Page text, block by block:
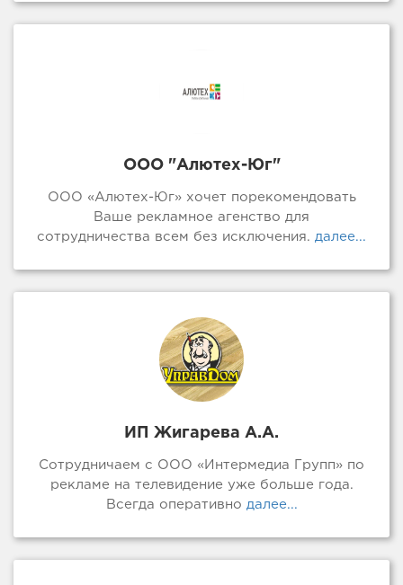
ООО "Алютех-Юг"
ООО «Алютех-Юг» хочет порекомендовать
Ваше рекламное агенство для
сотрудничества всем без исключения. далее...
ИП Жигарева А.А.
Сотрудничаем с ООО «Интермедиа Групп» по
рекламе на телевидение уже больше года.
Всегда оперативно далее...